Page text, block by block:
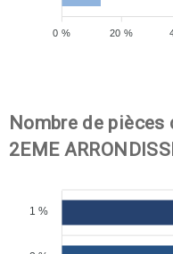
20 %
0 %
Nombre de pièces
2EME
1 %